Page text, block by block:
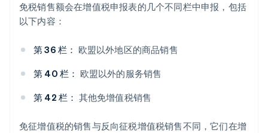
免税销售额会在增值税申报表的几个不同栏中申报，包括
以下内容：
第 36 栏： 欧盟以外地区的商品销售
第 40 栏： 欧盟以外的服务销售
第 42 栏： 其他免增值税销售
免征增值税的销售与反向征税增值税销售不同，它们在增
English